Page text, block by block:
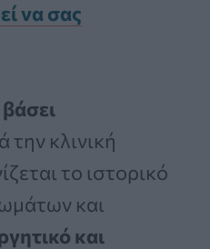
να σας
βάσει
την κλινική
το ιστορικό
και
και